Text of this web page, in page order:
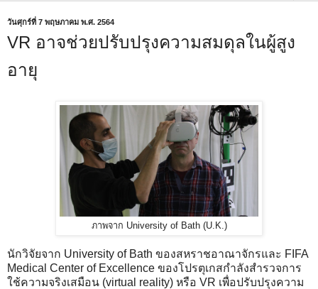
วันศุกร์ที่ 7 พฤษภาคม พ.ศ. 2564
VR อาจช่วยปรับปรุงความสมดุลในผู้สูง
อายุ
ภาพจาก University of Bath (U.K.)
นักวิจัยจาก University of Bath ของสหราชอาณาจักรและ FIFA
Medical Center of Excellence ของโปรตุเกสกำลังสำรวจการ
ใช้ความจริงเสมือน (virtual reality) หรือ VR เพื่อปรับปรุงความ